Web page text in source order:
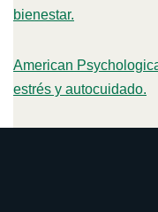
bienestar.
American
estrés y autocuidado.